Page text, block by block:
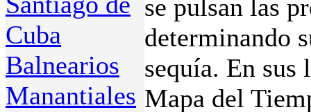
Cuba
Balnearios
Manantiales
se pulsan las
determinando
sequía. En sus
Mapa del